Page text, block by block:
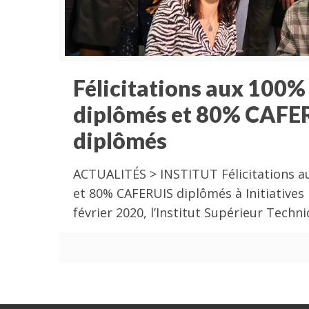
Félicitations aux 100%
diplômés et 80%
diplômés
ACTUALITÉS > INSTITUT Félicitations
et 80% CAFERUIS diplômés à
février 2020, l’Institut Supérieur